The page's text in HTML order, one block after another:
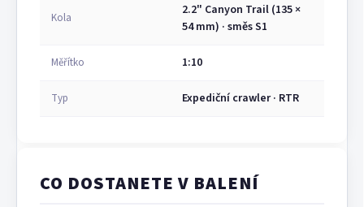
Kola
2.2" Canyon Trail (135 ×
54 mm) · směs S1
Měřítko 1:10
Typ Expediční crawler · RTR
CO DOSTANETE V BALENÍ